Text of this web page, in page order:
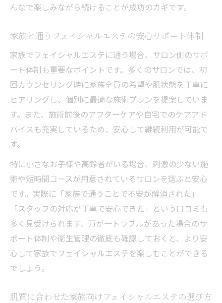
んなで楽しみながら続けることが成功のカギです。
家族と通うフェイシャルエステの安心サポート体制
家族でフェイシャルエステに通う場合、サロン側のサポ
ート体制も重要なポイントです。多くのサロンでは、初
回カウンセリング時に家族全員の希望や肌状態を丁寧に
ヒアリングし、個別に最適な施術プランを提案していま
す。また、施術前後のアフターケアや自宅でのケアアド
バイスも充実しているため、安心して継続利用が可能で
す。
特に小さなお子様や高齢者がいる場合、刺激の少ない施
術や短時間コースが用意されているサロンを選ぶと安心
です。実際に「家族で通うことで不安が解消された」
「スタッフの対応が丁寧で安心できた」という口コミも
多く見受けられます。万が一トラブルがあった場合のサ
ポート体制や衛生管理の徹底も確認しておくと、より安
心して家族でフェイシャルエステを楽しむことができる
でしょう。
肌質に合わせた家族向けフェイシャルエステの選び方